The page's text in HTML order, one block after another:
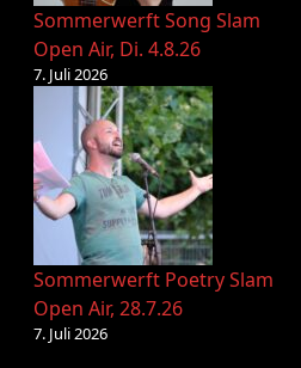
Sommerwerft Song Slam
Open Air, Di. 4.8.26
7. Juli 2026
Sommerwerft Poetry Slam
Open Air, 28.7.26
7. Juli 2026